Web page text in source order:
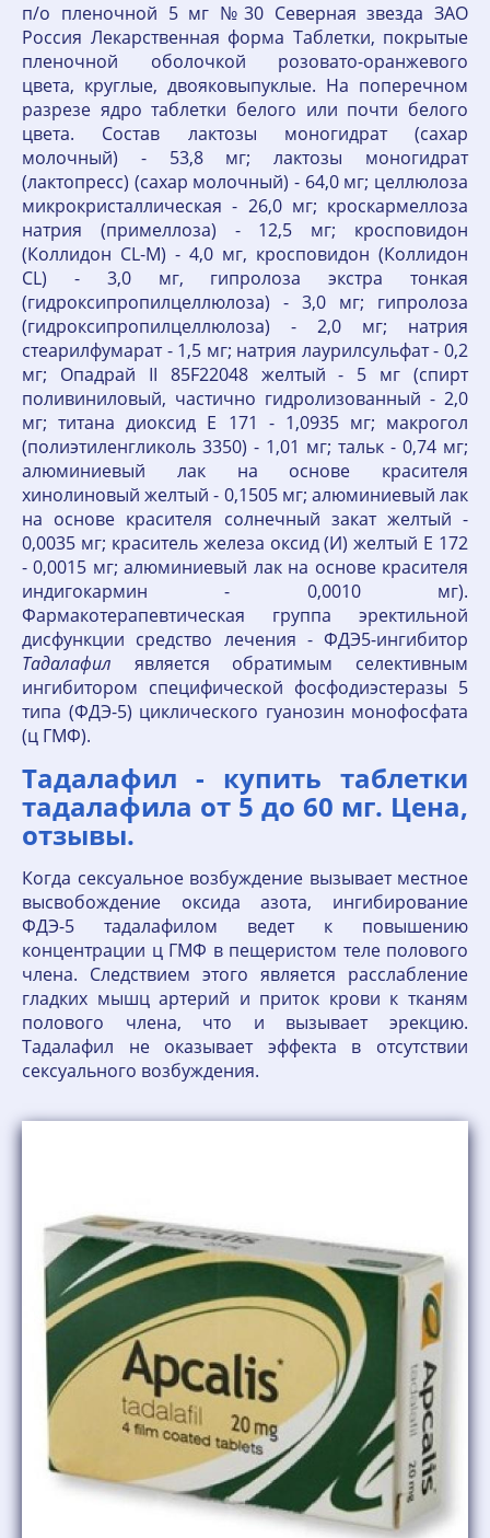
п/о пленочной 5 мг №30 Северная звезда ЗАО
Россия Лекарственная форма Таблетки, покрытые
пленочной оболочкой розовато-оранжевого
цвета, круглые, двояковыпуклые. На поперечном
разрезе ядро таблетки белого или почти белого
цвета. Состав лактозы моногидрат (сахар
молочный) - 53,8 мг; лактозы моногидрат
(лактопресс) (сахар молочный) - 64,0 мг; целлюлоза
микрокристаллическая - 26,0 мг; кроскармеллоза
натрия (примеллоза) - 12,5 мг; кросповидон
(Коллидон CL-M) - 4,0 мг, кросповидон (Коллидон
CL) - 3,0 мг, гипролоза экстра тонкая
(гидроксипропилцеллюлоза) - 3,0 мг; гипролоза
(гидроксипропилцеллюлоза) - 2,0 мг; натрия
стеарилфумарат - 1,5 мг; натрия лаурилсульфат - 0,2
мг; Опадрай II 85F22048 желтый - 5 мг (спирт
поливиниловый, частично гидролизованный - 2,0
мг; титана диоксид Е 171 - 1,0935 мг; макрогол
(полиэтиленгликоль 3350) - 1,01 мг; тальк - 0,74 мг;
алюминиевый лак на основе красителя
хинолиновый желтый - 0,1505 мг; алюминиевый лак
на основе красителя солнечный закат желтый -
0,0035 мг; краситель железа оксид (И) желтый Е 172
- 0,0015 мг; алюминиевый лак на основе красителя
индигокармин - 0,0010 мг).
Фармакотерапевтическая группа эректильной
дисфункции средство лечения - ФДЭ5-ингибитор
Тадалафил является обратимым селективным
ингибитором специфической фосфодиэстеразы 5
типа (ФДЭ-5) циклического гуанозин монофосфата
(ц ГМФ).
Тадалафил - купить таблетки
тадалафила от 5 до 60 мг. Цена,
отзывы.
Когда сексуальное возбуждение вызывает местное
высвобождение оксида азота, ингибирование
ФДЭ-5 тадалафилом ведет к повышению
концентрации ц ГМФ в пещеристом теле полового
члена. Следствием этого является расслабление
гладких мышц артерий и приток крови к тканям
полового члена, что и вызывает эрекцию.
Тадалафил не оказывает эффекта в отсутствии
сексуального возбуждения.